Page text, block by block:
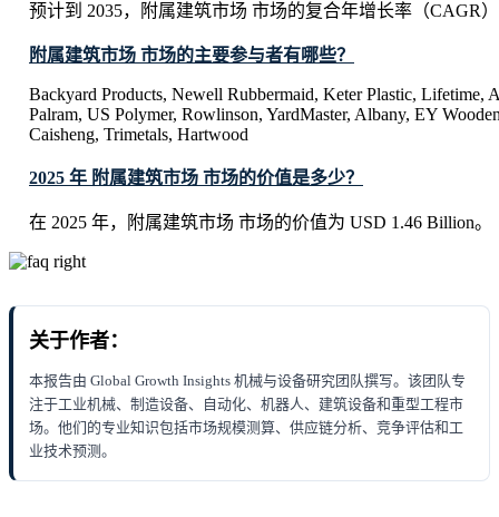
预计到 2035，附属建筑市场 市场的复合年增长率（CAGR
附属建筑市场 市场的主要参与者有哪些？
Backyard Products, Newell Rubbermaid, Keter Plastic, Lifetime,
Palram, US Polymer, Rowlinson, YardMaster, Albany, EY
Caisheng, Trimetals, Hartwood
2025 年 附属建筑市场 市场的价值是多少？
在 2025 年，附属建筑市场 市场的价值为 USD 1.46 Billion。
关于作者：
本报告由 Global Growth Insights 机械与设备研究团队撰写。该团队专
注于工业机械、制造设备、自动化、机器人、建筑设备和重型工程市
场。他们的专业知识包括市场规模测算、供应链分析、竞争评估和工
业技术预测。